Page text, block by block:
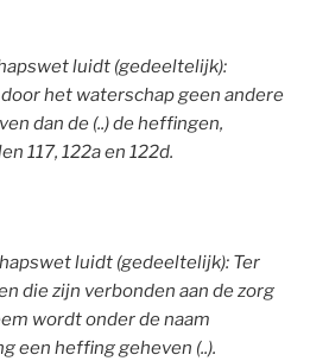
luidt (gedeeltelijk):
het waterschap geen andere
dan de (..) de heffingen,
117, 122a en 122d.
luidt (gedeeltelijk): Ter
die zijn verbonden aan de zorg
wordt onder de naam
een heffing geheven (..).